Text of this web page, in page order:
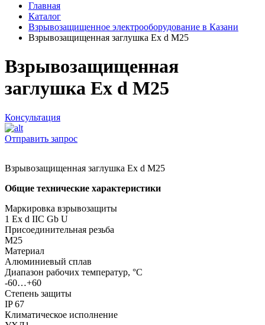
Главная
Каталог
Взрывозащищенное электрооборудование в Казани
Взрывозащищенная заглушка Ех d M25
Взрывозащищенная
заглушка Ех d M25
Консультация
Отправить запрос
Взрывозащищенная заглушка Ех d M25
Общие технические характеристики
Маркировка взрывозащиты
1 Ex d IIC Gb U
Присоединительная резьба
M25
Материал
Алюминиевый сплав
Диапазон рабочих температур, °С
-60…+60
Степень защиты
IP 67
Климатическое исполнение